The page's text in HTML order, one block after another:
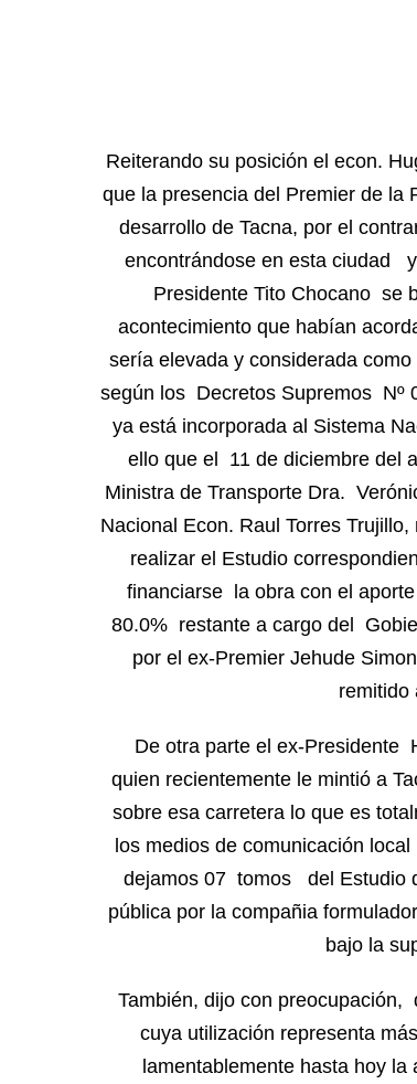
Reiterando su posición el econ.
que la presencia del Premier de la
desarrollo de Tacna, por el
encontrándose en esta ciudad
Presidente Tito Chocano se
acontecimiento que habían
sería elevada y considerada
según los Decretos Supremos Nº
ya está incorporada al Sistema
ello que el 11 de diciembre del
Ministra de Transporte Dra.
Nacional Econ. Raul Torres
realizar el Estudio
financiarse la obra con el
80.0% restante a cargo del
por el ex-Premier Jehude
remitido
De otra parte el ex-Presidente
quien recientemente le mintió a
sobre esa carretera lo que es
los medios de comunicación
dejamos 07 tomos del Estudio
pública por la compañia
bajo la
También, dijo con preocupación,
cuya utilización representa
lamentablemente hasta hoy